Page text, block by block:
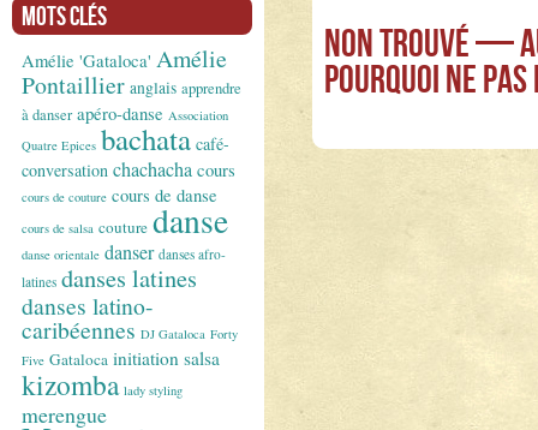
Mots clés
Amélie 'Gataloca' Amélie
Pontaillier anglais apprendre
à danser apéro-danse Association
Quatre Epices bachata café-
conversation chachacha cours
cours de couture cours de danse
cours de salsa couture danse
danse orientale danser danses afro-
latines danses latines
danses latino-
caribéennes DJ Gataloca Forty
Five Gataloca initiation salsa
kizomba lady styling
merengue
Non Trouvé —
Pourquoi ne